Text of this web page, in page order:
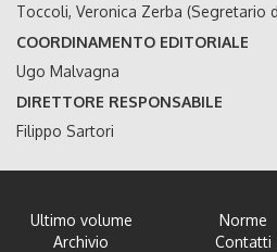
Toccoli, Veronica Zerba (Segretario
COORDINAMENTO EDITORIALE
Ugo Malvagna
DIRETTORE RESPONSABILE
Filippo Sartori
Ultimo volume
Archivio
Norme
Contatti